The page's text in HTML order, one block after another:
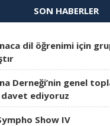
SON HABERLER
dil öğrenimi için
Derneği’nin genel
ediyoruz
Show IV